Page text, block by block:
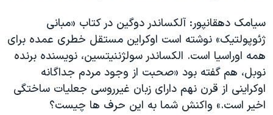
سیامک دهقانپور: آلکساندر دوگین در کتاب «مبانی
ژئوپولتیک» نوشته است اوکراین مستقل خطری عمده برای
همه اوراسیا است. الکساندر سولژننیتسین، نویسنده برنده
نوبل، هم گفته بود «صحبت از وجود مردم جداگانه
اوکراینی از قرن نهم دارای زبان غیرروسی جعلیات ساختگی
اخیر است.» واکنش شما به این حرف ها چیست؟